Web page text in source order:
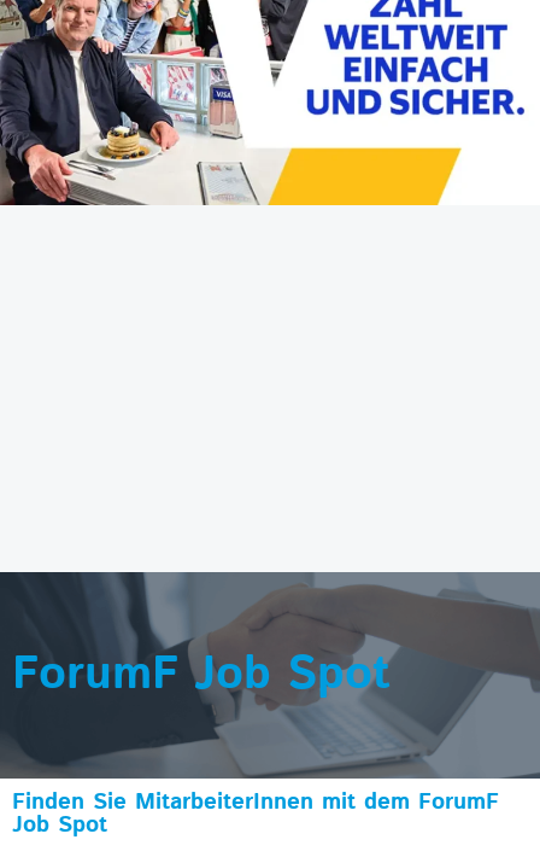
ForumF Job Spot
Finden Sie MitarbeiterInnen mit dem ForumF
Job Spot